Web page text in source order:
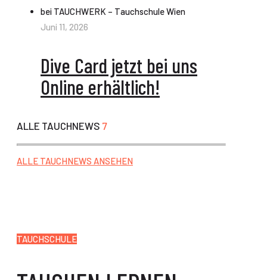
Juni 11, 2026
Dive Card jetzt bei uns
Online erhältlich!
ALLE TAUCHNEWS 7
ALLE TAUCHNEWS ANSEHEN
TAUCHSCHULE